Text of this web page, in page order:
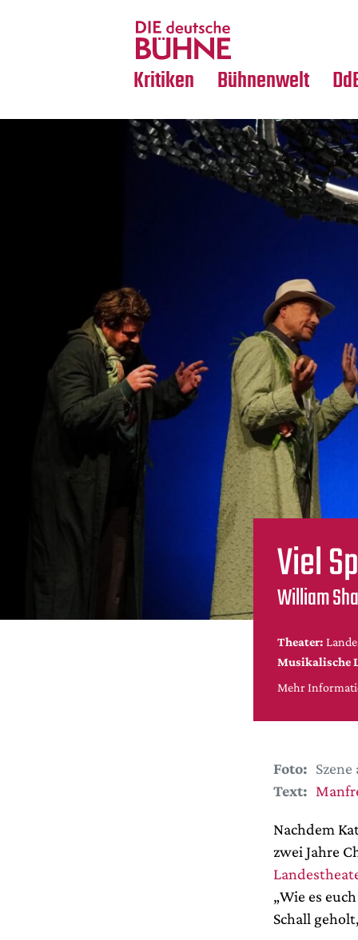
Kritiken
Crossover
Bühnenwelt
Medientipps
Viel
William
Theater:
Musikalische
Mehr
Foto:
Text:
Nachdem
zwei Jahre
„Wie es
Schall